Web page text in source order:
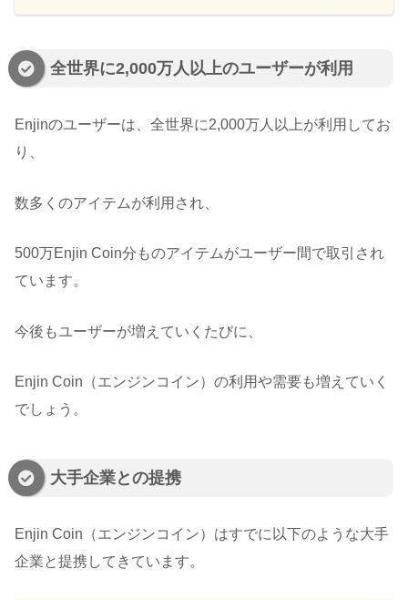
全世界に2,000万人以上のユーザーが利用
Enjinのユーザーは、全世界に2,000万人以上が利用してお
り、
数多くのアイテムが利用され、
500万Enjin Coin分ものアイテムがユーザー間で取引され
ています。
今後もユーザーが増えていくたびに、
Enjin Coin（エンジンコイン）の利用や需要も増えていく
でしょう。
大手企業との提携
Enjin Coin（エンジンコイン）はすでに以下のような大手
企業と提携してきています。